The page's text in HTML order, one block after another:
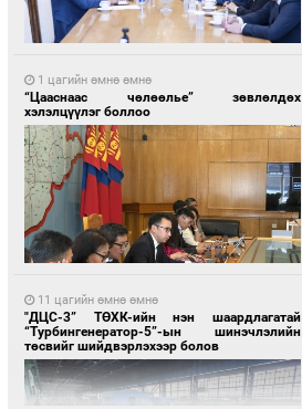
1 цагийн өмнө өмнө
“Цааснаас чөлөөлье” зөвлөлдөх
хэлэлцүүлэг боллоо
11 цагийн өмнө өмнө
"ДЦС-3” ТӨХК-ийн нэн шаардлагатай
“Турбингенератор-5”-ын шинэчлэлийн
төсвийг шийдвэрлэхээр болов